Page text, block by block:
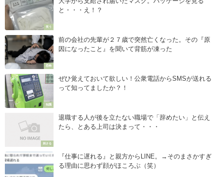
笑う
と・・・え！？
恐怖
前の会社の先輩が２７歳で突然亡くなった。その『原
因になったこと』を聞いて背筋が凍った
知識
ぜひ覚えておいて欲しい！公衆電話からSMSが送れる
って知ってましたか？！
刺さる
退職する人が後を立たない職場で「辞めたい」と伝え
たら、とある上司は決まって・・・
『仕事に遅れる』と親方からLINE。→そのまさかすぎ
る理由に思わず顔がほころぶ（笑）